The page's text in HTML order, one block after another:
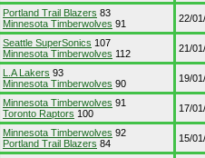
Portland Trail Blazers 83
Minnesota Timberwolves 91 22/
Seattle SuperSonics 107
Minnesota Timberwolves 112 21/
L.A Lakers 93
Minnesota Timberwolves 90 19/
Minnesota Timberwolves 91
Toronto Raptors 100 17/
Minnesota Timberwolves 92
Portland Trail Blazers 84 15/